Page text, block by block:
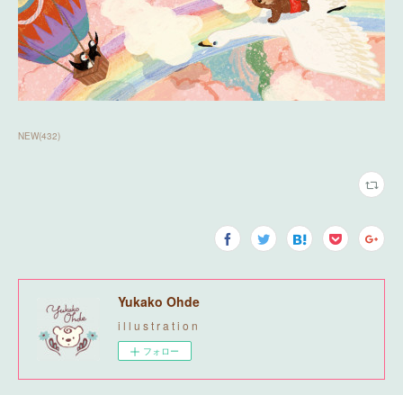
NEW(432)
Yukako Ohde
i l l u s t r a t i o n
フォロー